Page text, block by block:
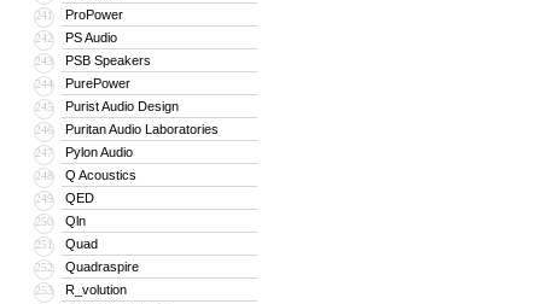
241 ProPower
242 PS Audio
243 PSB Speakers
244 PurePower
245 Purist Audio Design
246 Puritan Audio Laboratories
247 Pylon Audio
248 Q Acoustics
249 QED
250 Qln
251 Quad
252 Quadraspire
253 R_volution